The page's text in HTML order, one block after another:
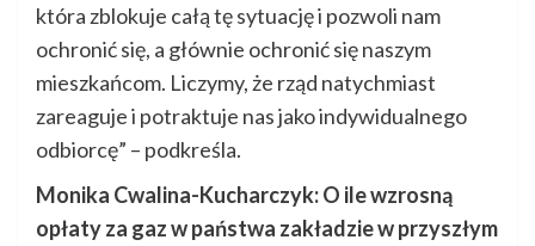
która zblokuje całą tę sytuację i pozwoli nam
ochronić się, a głównie ochronić się naszym
mieszkańcom. Liczymy, że rząd natychmiast
zareaguje i potraktuje nas jako indywidualnego
odbiorcę” – podkreśla.
Monika Cwalina-Kucharczyk: O ile wzrosną
opłaty za gaz w państwa zakładzie w przyszłym